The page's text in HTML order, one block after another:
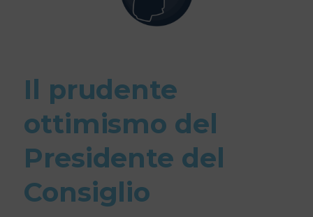
Il prudente
ottimismo del
Presidente del
Consiglio